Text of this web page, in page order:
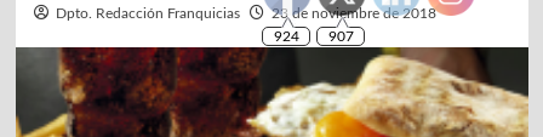
Dpto. Redacción Franquicias 23 de noviembre de 2018